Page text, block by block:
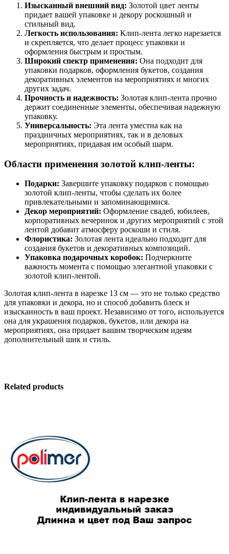
Изысканный внешний вид: Золотой цвет ленты
придает вашей упаковке и декору роскошный и
стильный вид.
Легкость использования: Клип-лента легко нарезается
и скрепляется, что делает процесс упаковки и
оформления быстрым и простым.
Широкий спектр применения: Она подходит для
упаковки подарков, оформления букетов, создания
декоративных элементов на мероприятиях и многих
других задач.
Прочность и надежность: Золотая клип-лента прочно
держит соединенные элементы, обеспечивая надежную
упаковку.
Универсальность: Эта лента уместна как на
праздничных мероприятиях, так и в деловых
мероприятиях, придавая им особый шарм.
Области применения золотой клип-ленты:
Подарки: Завершите упаковку подарков с помощью
золотой клип-ленты, чтобы сделать их более
привлекательными и запоминающимися.
Декор мероприятий: Оформление свадеб, юбилеев,
корпоративных вечеринок и других мероприятий с этой
лентой добавит атмосферу роскоши и стиля.
Флористика: Золотая лента идеально подходит для
создания букетов и декоративных композиций.
Упаковка подарочных коробок: Подчеркните
важность момента с помощью элегантной упаковки с
золотой клип-лентой.
Золотая клип-лента в нарезке 13 см — это не только средство
для упаковки и декора, но и способ добавить блеск и
изысканность в ваш проект. Независимо от того, используется
она для украшения подарков, букетов, или декора на
мероприятиях, она придает вашим творческим идеям
дополнительный шик и стиль.
Related products